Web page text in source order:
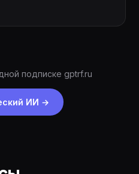
подписке gptrf.ru
ИИ →